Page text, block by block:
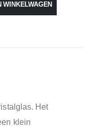
Het
klein